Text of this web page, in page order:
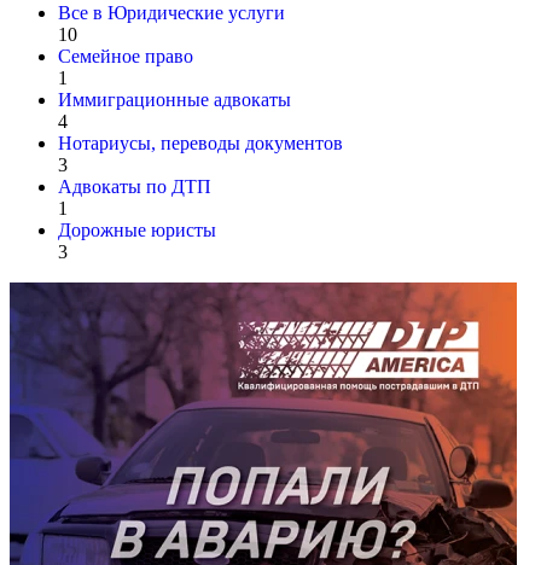
Все в Юридические услуги
10
Семейное право
1
Иммиграционные адвокаты
4
Нотариусы, переводы документов
3
Адвокаты по ДТП
1
Дорожные юристы
3